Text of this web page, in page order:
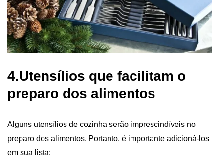
4.Utensílios que facilitam o
preparo dos alimentos
Alguns utensílios de cozinha serão imprescindíveis no
preparo dos alimentos. Portanto, é importante adicioná-los
em sua lista: